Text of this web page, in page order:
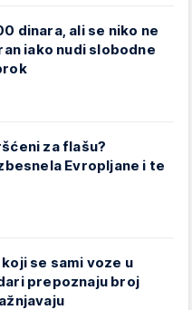
dinara, ali se niko ne
iako nudi slobodne
za flašu?
Evropljane i te
se sami voze u
prepoznaju broj